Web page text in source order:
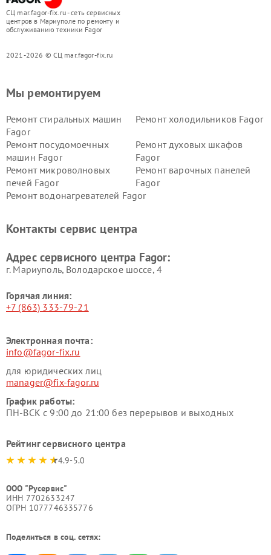
СЦ mar.fagor-fix.ru - сеть сервисных
центров в Мариуполе по ремонту и
обслуживанию техники Fagor
2021-2026 © СЦ mar.fagor-fix.ru
Мы ремонтируем
Ремонт стиральных машин
Fagor
Ремонт холодильников Fagor
Ремонт посудомоечных
машин Fagor
Ремонт духовых шкафов
Fagor
Ремонт микроволновых
печей Fagor
Ремонт варочных панелей
Fagor
Ремонт водонагревателей Fagor
Контакты сервис центра
Адрес сервисного центра Fagor:
г. Мариуполь, Володарское шоссе, 4
Горячая линия:
+7 (863) 333-79-21
Электронная почта:
info@fagor-fix.ru
для юридических лиц
manager@fix-fagor.ru
График работы:
ПН-ВСК с 9:00 до 21:00 без перерывов и выходных
Рейтинг сервисного центра
4.9-5.0
ООО "Русервис"
ИНН 7702633247
ОГРН 1077746335776
Поделиться в соц. сетях: